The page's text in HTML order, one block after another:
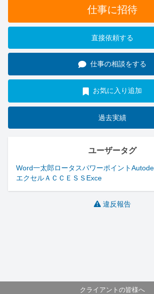
仕事に招待
直接依頼する
仕事の相談をする
お気に入り追加
過去実績
ユーザータグ
Word一太郎ロータスパワーポイント
エクセルＡＣＣＥＳＳ Exce
違反報告
クライアントの皆様へ